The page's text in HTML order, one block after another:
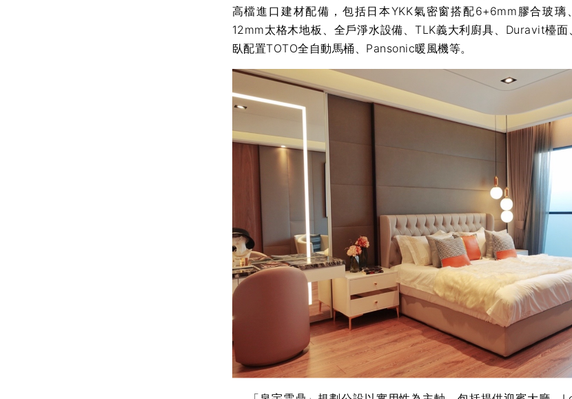
高檔進口建材配備，包括日本YKK氣密窗搭配6+6mm膠合玻璃
12mm太格木地板、全戶淨水設備、TLK義大利廚具、Duravit檯面
臥配置TOTO全自動馬桶、Pansonic暖風機等。